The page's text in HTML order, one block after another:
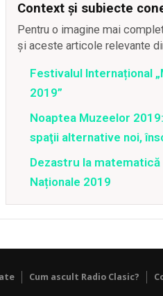
Context și subiecte
Pentru o imagine mai
și aceste articole relevante
Festivalul Internațional
2019”
Noaptea Muzeelor
spaţii alternative noi,
Dezastru la
Naționale 2019
Cum ascult Radio Clasic?